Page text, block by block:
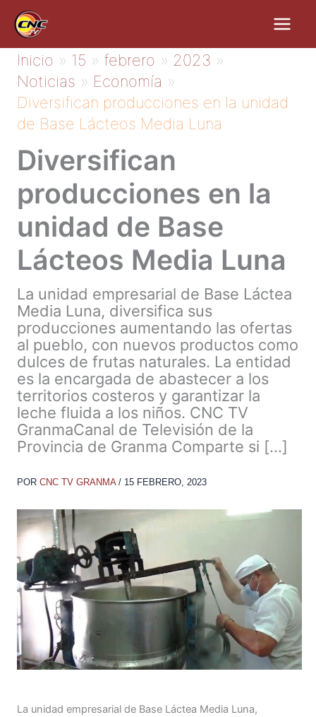
contenido
Inicio 15 febrero
2023
Noticias
Economía
Diversifican producciones en la unidad
de Base Lácteos Media Luna
Diversifican
producciones en la
unidad de Base
Lácteos Media Luna
La unidad empresarial de Base Láctea
Media Luna, diversifica sus
producciones aumentando las ofertas
al pueblo, con nuevos productos como
dulces de frutas naturales. La entidad
es la encargada de abastecer a los
territorios costeros y garantizar la
leche fluida a los niños. CNC TV
GranmaCanal de Televisión de la
Provincia de Granma Comparte si […]
POR CNC TV GRANMA / 15 FEBRERO, 2023
La unidad empresarial de Base Láctea Media Luna,